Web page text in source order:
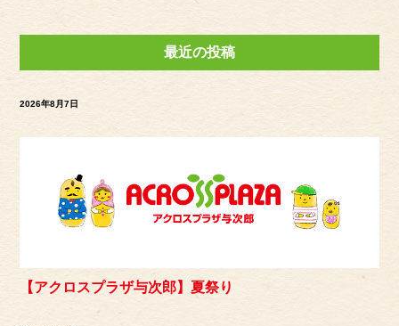
最近の投稿
2026年8月7日
【アクロスプラザ与次郎】夏祭り